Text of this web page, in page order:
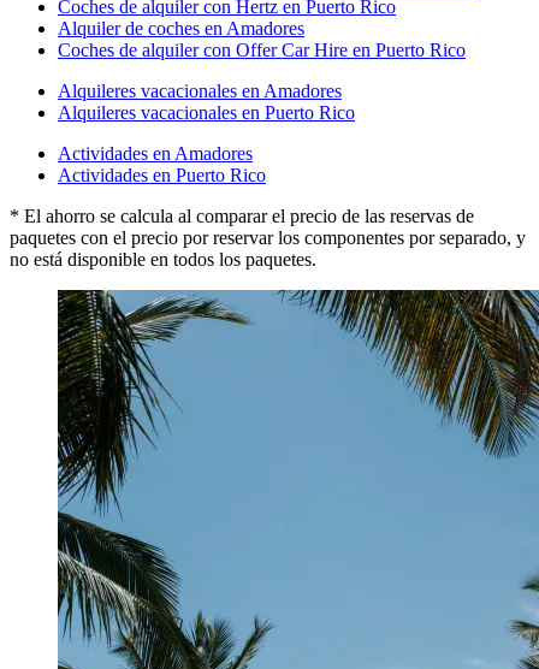
Coches de alquiler con Hertz en Puerto Rico
Alquiler de coches en Amadores
Coches de alquiler con Offer Car Hire en Puerto Rico
Alquileres vacacionales en Amadores
Alquileres vacacionales en Puerto Rico
Actividades en Amadores
Actividades en Puerto Rico
* El ahorro se calcula al comparar el precio de las reservas de
paquetes con el precio por reservar los componentes por separado, y
no está disponible en todos los paquetes.